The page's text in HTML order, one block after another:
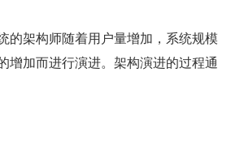
的架构师随着用户量增加，系统规模
增加而进行演进。架构演进的过程通